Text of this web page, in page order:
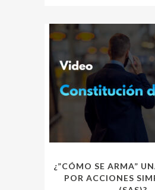
¿”CÓMO SE ARMA”
POR ACCIONES